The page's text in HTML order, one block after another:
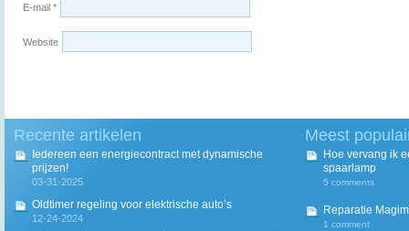
E-mail *
Website
Recente artikelen
Iedereen een energiecontract met dynamische
prijzen!
03-31-2025
Oldtimer regeling voor elektrische auto’s
12-24-2024
Meest
Hoe vervang ik
spaarlamp
5 comments
Reparatie
1 comment